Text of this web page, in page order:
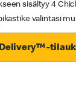
sisältyy 4
valintasi
-